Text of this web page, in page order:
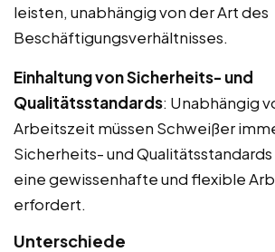
leisten, unabhängig von der Art des
Beschäftigungsverhältnisses.
Einhaltung von Sicherheits- und
Qualitätsstandards: Unabhängig
Arbeitszeit müssen Schweißer
Sicherheits- und
eine gewissenhafte und flexible
erfordert.
Unterschiede